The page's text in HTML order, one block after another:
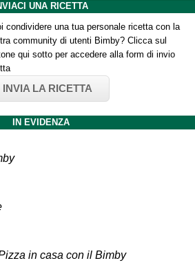
UNA RICETTA
condividere una tua personale ricetta con la
community di utenti Bimby? Clicca sul
qui sotto per accedere alla form di invio
INVIA LA RICETTA
IN EVIDENZA
in casa con il Bimby